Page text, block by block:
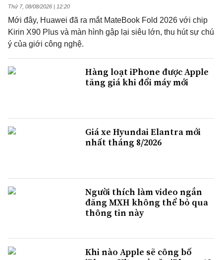
Thứ 7, 08/08/2026 | 12:20
Mới đây, Huawei đã ra mắt MateBook Fold 2026 với chip
Kirin X90 Plus và màn hình gập lại siêu lớn, thu hút sự chú
ý của giới công nghệ.
Hàng loạt iPhone được Apple
tăng giá khi đổi máy mới
Giá xe Hyundai Elantra mới
nhất tháng 8/2026
Người thích làm video ngắn
đăng MXH không thể bỏ qua
thông tin này
Khi nào Apple sẽ công bố